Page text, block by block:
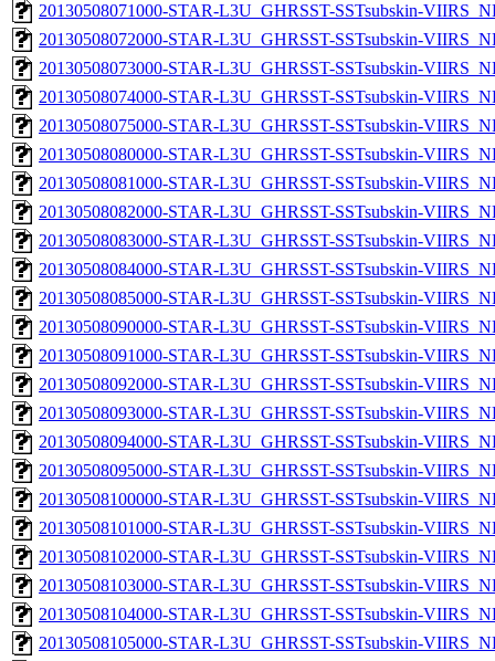
20130508071000-STAR-L3U_GHRSST-SSTsubskin-
20130508072000-STAR-L3U_GHRSST-SSTsubskin-
20130508073000-STAR-L3U_GHRSST-SSTsubskin-
20130508074000-STAR-L3U_GHRSST-SSTsubskin-
20130508075000-STAR-L3U_GHRSST-SSTsubskin-
20130508080000-STAR-L3U_GHRSST-SSTsubskin-
20130508081000-STAR-L3U_GHRSST-SSTsubskin-
20130508082000-STAR-L3U_GHRSST-SSTsubskin-
20130508083000-STAR-L3U_GHRSST-SSTsubskin-
20130508084000-STAR-L3U_GHRSST-SSTsubskin-
20130508085000-STAR-L3U_GHRSST-SSTsubskin-
20130508090000-STAR-L3U_GHRSST-SSTsubskin-
20130508091000-STAR-L3U_GHRSST-SSTsubskin-
20130508092000-STAR-L3U_GHRSST-SSTsubskin-
20130508093000-STAR-L3U_GHRSST-SSTsubskin-
20130508094000-STAR-L3U_GHRSST-SSTsubskin-
20130508095000-STAR-L3U_GHRSST-SSTsubskin-
20130508100000-STAR-L3U_GHRSST-SSTsubskin-
20130508101000-STAR-L3U_GHRSST-SSTsubskin-
20130508102000-STAR-L3U_GHRSST-SSTsubskin-
20130508103000-STAR-L3U_GHRSST-SSTsubskin-
20130508104000-STAR-L3U_GHRSST-SSTsubskin-
20130508105000-STAR-L3U_GHRSST-SSTsubskin-